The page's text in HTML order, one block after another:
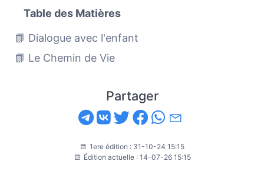
Table des Matières
📗 Dialogue avec l'enfant
📗 Le Chemin de Vie
Partager
1ere édition : 31-10-24 15:15
Édition actuelle : 14-07-26 15:15